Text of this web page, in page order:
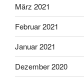
März 2021
Februar 2021
Januar 2021
Dezember 2020